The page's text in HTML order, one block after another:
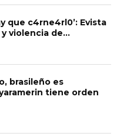
que c4rne4rl0’: Evista
violencia de...
brasileño es
tiene orden